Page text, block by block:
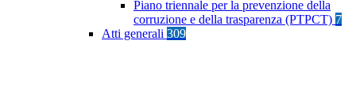
Piano triennale per la prevenzione della
corruzione e della trasparenza (PTPCT) 7
Atti generali 309